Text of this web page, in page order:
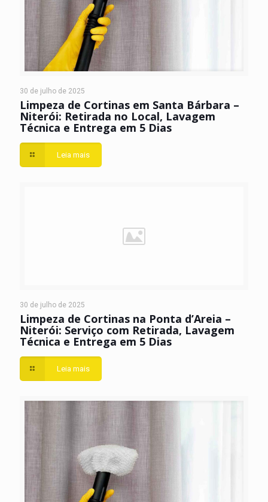
30 de julho de 2025
Limpeza de Cortinas em Santa Bárbara –
Niterói: Retirada no Local, Lavagem
Técnica e Entrega em 5 Dias
Leia mais
30 de julho de 2025
Limpeza de Cortinas na Ponta d’Areia –
Niterói: Serviço com Retirada, Lavagem
Técnica e Entrega em 5 Dias
Leia mais